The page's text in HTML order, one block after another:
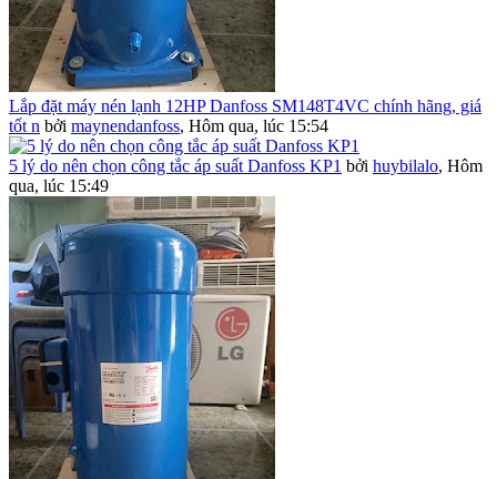
Lắp đặt máy nén lạnh 12HP Danfoss SM148T4VC chính hãng, giá
tốt n bởi maynendanfoss, Hôm qua, lúc 15:54
5 lý do nên chọn công tắc áp suất Danfoss KP1 bởi huybilalo, Hôm
qua, lúc 15:49